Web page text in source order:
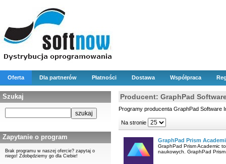
Oferta Dla partnerów Płatności Dostawa Współpraca
Szukaj
Zapytanie o program
Brak programu w naszej ofercie? zapytaj o
niego! Zdobędziemy go dla Ciebie!
Producent: GraphPad
Programy producenta GraphPad Software
Na stronie
GraphPad Prism
GraphPad Prism Academic
naukowych. GraphPad